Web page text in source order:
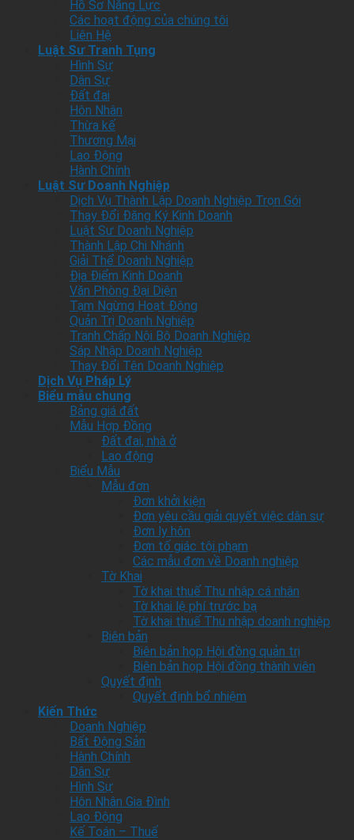
Hồ Sơ Năng Lực
Các hoạt động của chúng tôi
Liên Hệ
Luật Sư Tranh Tụng
Hình Sự
Dân Sự
Đất đai
Hôn Nhân
Thừa kế
Thương Mại
Lao Động
Hành Chính
Luật Sư Doanh Nghiệp
Dịch Vụ Thành Lập Doanh Nghiệp Trọn Gói
Thay Đổi Đăng Ký Kinh Doanh
Luật Sư Doanh Nghiệp
Thành Lập Chi Nhánh
Giải Thể Doanh Nghiệp
Địa Điểm Kinh Doanh
Văn Phòng Đại Diện
Tạm Ngừng Hoạt Động
Quản Trị Doanh Nghiệp
Tranh Chấp Nội Bộ Doanh Nghiệp
Sáp Nhập Doanh Nghiệp
Thay Đổi Tên Doanh Nghiệp
Dịch Vụ Pháp Lý
Biểu mẫu chung
Bảng giá đất
Mẫu Hợp Đồng
Đất đai, nhà ở
Lao động
Biểu Mẫu
Mẫu đơn
Đơn khởi kiện
Đơn yêu cầu giải quyết việc dân sự
Đơn ly hôn
Đơn tố giác tội phạm
Các mẫu đơn về Doanh nghiệp
Tờ Khai
Tờ khai thuế Thu nhập cá nhân
Tờ khai lệ phí trước bạ
Tờ khai thuế Thu nhập doanh nghiệp
Biên bản
Biên bản họp Hội đồng quản trị
Biên bản họp Hội đồng thành viên
Quyết định
Quyết định bổ nhiệm
Kiến Thức
Doanh Nghiệp
Bất Động Sản
Hành Chính
Dân Sự
Hình Sự
Hôn Nhân Gia Đình
Lao Động
Kế Toán – Thuế